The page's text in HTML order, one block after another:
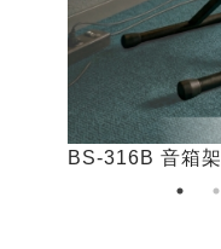
BS-316B 音箱架